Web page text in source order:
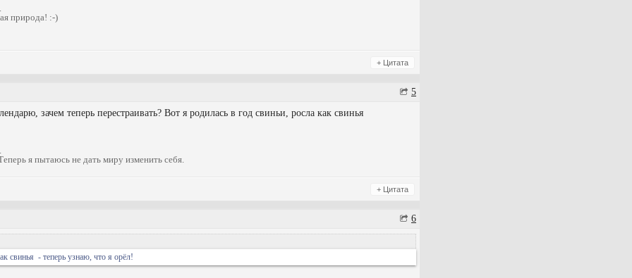
природа! :-)
+ Цитата
5
зачем теперь перестраивать? Вот я родилась в год свиньи, росла как свинья
я пытаюсь не дать миру изменить себя.
+ Цитата
6
свинья - теперь узнаю, что я орёл!